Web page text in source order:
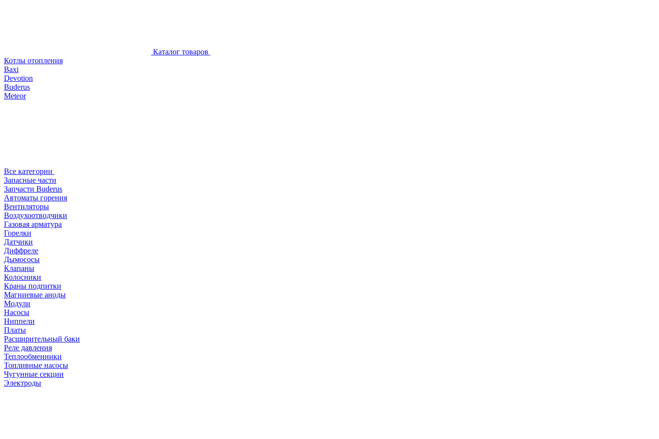
Каталог товаров
Котлы отопления
Baxi
Devotion
Buderus
Meteor
Все категории
Запасные части
Запчасти Buderus
Автоматы горения
Вентиляторы
Воздухоотводчики
Газовая арматура
Горелки
Датчики
Диффреле
Дымососы
Клапаны
Колосники
Краны подпитки
Магниевые аноды
Модули
Насосы
Ниппели
Платы
Расширительный баки
Реле давления
Теплообменники
Топливные насосы
Чугунные секции
Электроды